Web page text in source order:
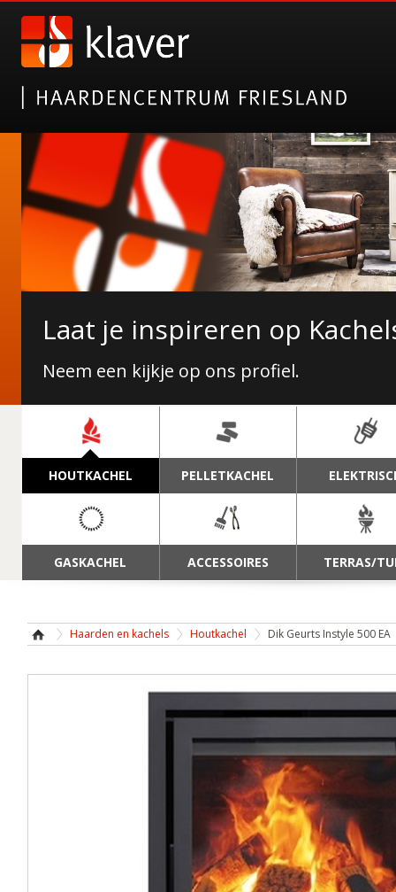
Nieuwe collectie
Janco de Jong!
Laat je inspireren op
Neem een kijkje op ons profiel.
Erkend 5-sterren specialist!
Wij zijn pas tevreden wanneer u dat bent!
NAVIGATIE
HOUTKACHEL PELLETKACHEL
GASKACHEL ACCESSOIRES TERRAS/
Haarden en kachels Houtkachel Dik Geurts Instyle 500 EA